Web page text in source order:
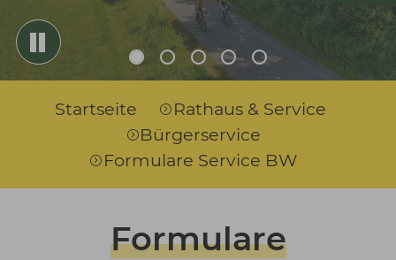
Startseite
Rathaus & Service
Bürgerservice
Formulare Service BW
Formulare